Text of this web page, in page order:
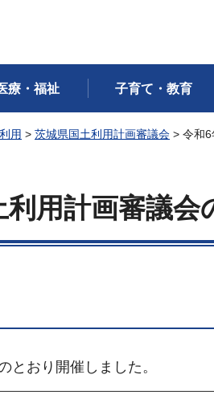
療・福祉 子育て・教育
用 > 茨城県国土利用計画審議会 > 令和
用計画審議会
とおり開催しました。